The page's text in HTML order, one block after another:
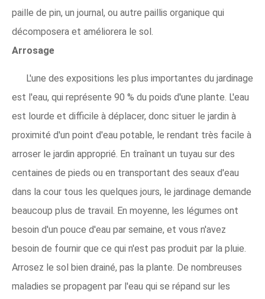
paille de pin, un journal, ou autre paillis organique qui
décomposera et améliorera le sol.
Arrosage
L'une des expositions les plus importantes du jardinage
est l'eau, qui représente 90 % du poids d'une plante. L'eau
est lourde et difficile à déplacer, donc situer le jardin à
proximité d'un point d'eau potable, le rendant très facile à
arroser le jardin approprié. En traînant un tuyau sur des
centaines de pieds ou en transportant des seaux d'eau
dans la cour tous les quelques jours, le jardinage demande
beaucoup plus de travail. En moyenne, les légumes ont
besoin d'un pouce d'eau par semaine, et vous n'avez
besoin de fournir que ce qui n'est pas produit par la pluie.
Arrosez le sol bien drainé, pas la plante. De nombreuses
maladies se propagent par l'eau qui se répand sur les